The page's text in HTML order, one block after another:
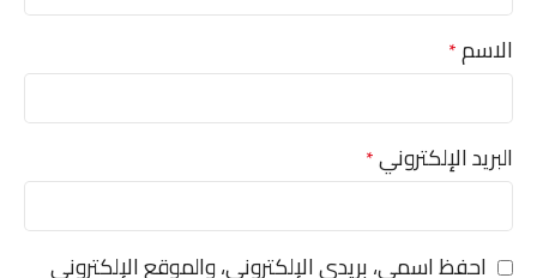
الاسم*
البريد الإلكتروني*
احفظ اسمي، بريدي الإلكتروني، والموقع الإلكتروني